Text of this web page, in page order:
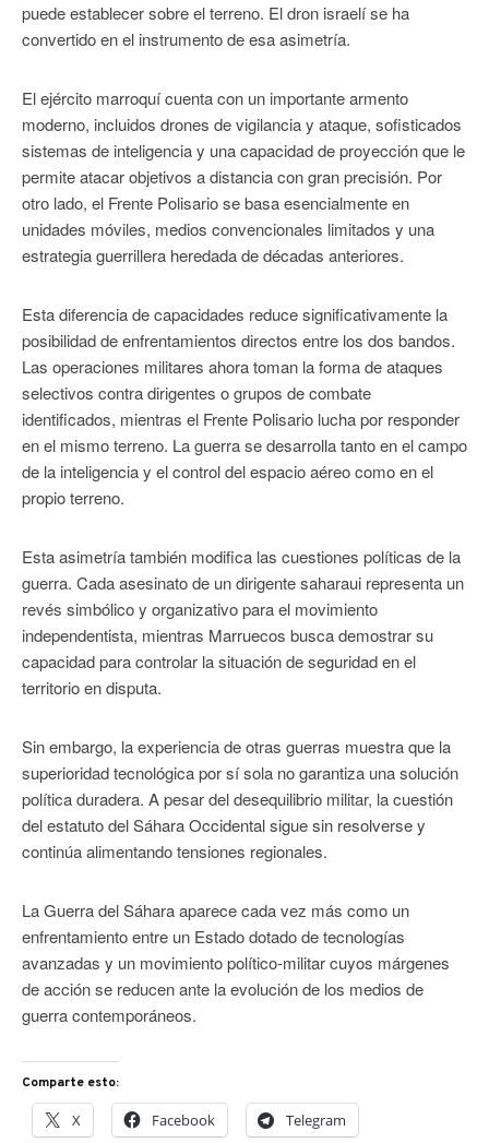
puede establecer sobre el terreno. El dron israelí se ha
convertido en el instrumento de esa asimetría.
El ejército marroquí cuenta con un importante armento
moderno, incluidos drones de vigilancia y ataque, sofisticados
sistemas de inteligencia y una capacidad de proyección que le
permite atacar objetivos a distancia con gran precisión. Por
otro lado, el Frente Polisario se basa esencialmente en
unidades móviles, medios convencionales limitados y una
estrategia guerrillera heredada de décadas anteriores.
Esta diferencia de capacidades reduce significativamente la
posibilidad de enfrentamientos directos entre los dos bandos.
Las operaciones militares ahora toman la forma de ataques
selectivos contra dirigentes o grupos de combate
identificados, mientras el Frente Polisario lucha por responder
en el mismo terreno. La guerra se desarrolla tanto en el campo
de la inteligencia y el control del espacio aéreo como en el
propio terreno.
Esta asimetría también modifica las cuestiones políticas de la
guerra. Cada asesinato de un dirigente saharaui representa un
revés simbólico y organizativo para el movimiento
independentista, mientras Marruecos busca demostrar su
capacidad para controlar la situación de seguridad en el
territorio en disputa.
Sin embargo, la experiencia de otras guerras muestra que la
superioridad tecnológica por sí sola no garantiza una solución
política duradera. A pesar del desequilibrio militar, la cuestión
del estatuto del Sáhara Occidental sigue sin resolverse y
continúa alimentando tensiones regionales.
La Guerra del Sáhara aparece cada vez más como un
enfrentamiento entre un Estado dotado de tecnologías
avanzadas y un movimiento político-militar cuyos márgenes
de acción se reducen ante la evolución de los medios de
guerra contemporáneos.
Comparte esto:
X Facebook Telegram